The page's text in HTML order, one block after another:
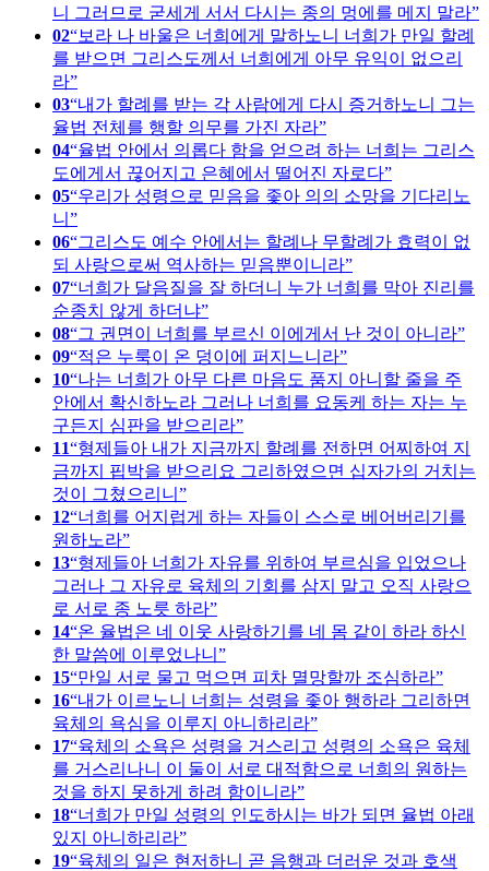
니 그러므로 굳세게 서서 다시는 종의 멍에를 메지 말라
02 보라 나 바울은 너희에게 말하노니 너희가 만일 할례
를 받으면 그리스도께서 너희에게 아무 유익이 없으리
라
03 내가 할례를 받는 각 사람에게 다시 증거하노니 그는
율법 전체를 행할 의무를 가진 자라
04 율법 안에서 의롭다 함을 얻으려 하는 너희는 그리스
도에게서 끊어지고 은혜에서 떨어진 자로다
05 우리가 성령으로 믿음을 좇아 의의 소망을 기다리노
니
06 그리스도 예수 안에서는 할례나 무할례가 효력이 없
되 사랑으로써 역사하는 믿음뿐이니라
07 너희가 달음질을 잘 하더니 누가 너희를 막아 진리를
순종치 않게 하더냐
08 그 권면이 너희를 부르신 이에게서 난 것이 아니라
09 적은 누룩이 온 덩이에 퍼지느니라
10 나는 너희가 아무 다른 마음도 품지 아니할 줄을 주
안에서 확신하노라 그러나 너희를 요동케 하는 자는 누
구든지 심판을 받으리라
11 형제들아 내가 지금까지 할례를 전하면 어찌하여 지
금까지 핍박을 받으리요 그리하였으면 십자가의 거치는
것이 그쳤으리니
12 너희를 어지럽게 하는 자들이 스스로 베어버리기를
원하노라
13 형제들아 너희가 자유를 위하여 부르심을 입었으나
그러나 그 자유로 육체의 기회를 삼지 말고 오직 사랑으
로 서로 종 노릇 하라
14 온 율법은 네 이웃 사랑하기를 네 몸 같이 하라 하신
한 말씀에 이루었나니
15 만일 서로 물고 먹으면 피차 멸망할까 조심하라
16 내가 이르노니 너희는 성령을 좇아 행하라 그리하면
육체의 욕심을 이루지 아니하리라
17 육체의 소욕은 성령을 거스리고 성령의 소욕은 육체
를 거스리나니 이 둘이 서로 대적함으로 너희의 원하는
것을 하지 못하게 하려 함이니라
18 너희가 만일 성령의 인도하시는 바가 되면 율법 아래
있지 아니하리라
19 육체의 일은 현저하니 곧 음행과 더러운 것과 호색